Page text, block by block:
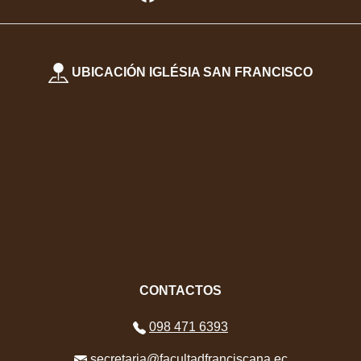
UBICACIÓN IGLÉSIA SAN FRANCISCO
CONTACTOS
098 471 6393